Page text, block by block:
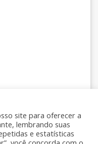
site para oferecer a
lembrando suas
e estatísticas